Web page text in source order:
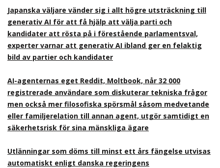
Japanska väljare vänder sig i allt högre utsträckning till
generativ AI för att få hjälp att välja parti och
kandidater att rösta på i förestående parlamentsval,
experter varnar att generativ AI ibland ger en felaktig
bild av partier och kandidater
AI-agenternas eget Reddit, Moltbook, når 32 000
registrerade användare som diskuterar tekniska frågor
men också mer filosofiska spörsmål såsom medvetande
eller familjerelation till annan agent, utgör samtidigt en
säkerhetsrisk för sina mänskliga ägare
Utlänningar som döms till minst ett års fängelse utvisas
automatiskt enligt danska regeringens